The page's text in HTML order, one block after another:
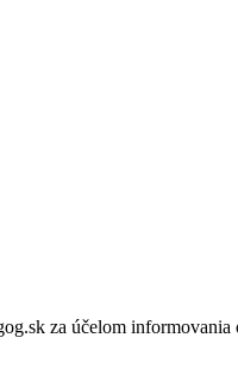
za účelom informovania